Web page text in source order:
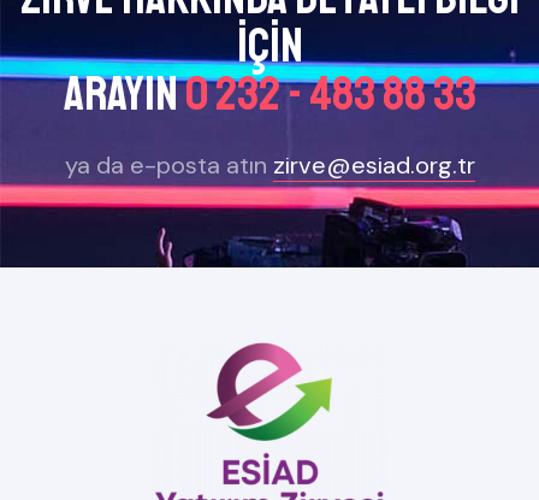
için
arayın0 232 - 483 88 33
ya da e-posta atın zirve@esiad.org.tr